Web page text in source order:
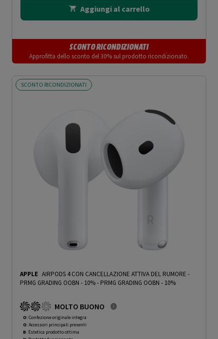
Aggiungi al carrello
SCONTO RICONDIZIONATI
Approfitta dello sconto del 30% sul prodotto ricondizionato.
SCONTO RICONDIZIONATI
APPLE AIRPODS 4 CON CANCELLAZIONE ATTIVA DEL RUMORE -
PRMG GRADING OOBN - 10%- PRMG GRADING OOBN - 10%
MOLTO BUONO
O: Confezione originale integra
O: Accessori principali presenti
B: Estetica prodotto ottima